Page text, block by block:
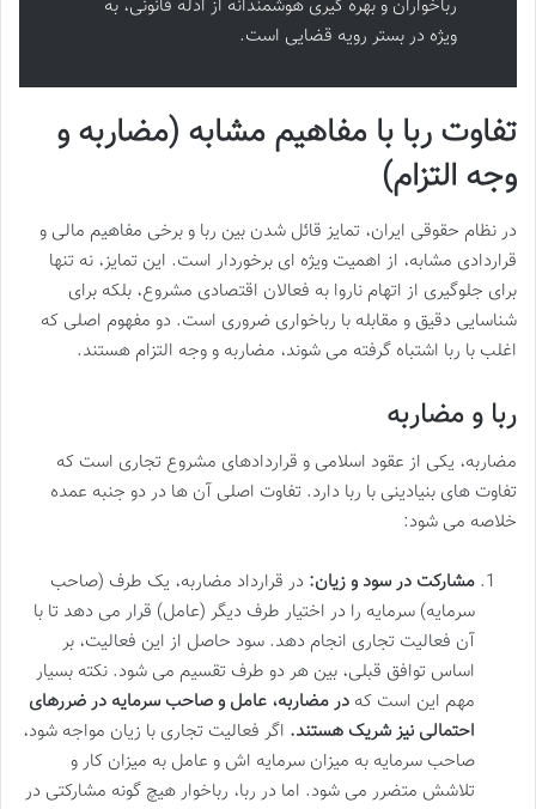
رباخواران و بهره گیری هوشمندانه از ادله قانونی، به
ویژه در بستر رویه قضایی است.
تفاوت ربا با مفاهیم مشابه (مضاربه و
وجه التزام)
در نظام حقوقی ایران، تمایز قائل شدن بین ربا و برخی مفاهیم مالی و
قراردادی مشابه، از اهمیت ویژه ای برخوردار است. این تمایز، نه تنها
برای جلوگیری از اتهام ناروا به فعالان اقتصادی مشروع، بلکه برای
شناسایی دقیق و مقابله با رباخواری ضروری است. دو مفهوم اصلی که
اغلب با ربا اشتباه گرفته می شوند، مضاربه و وجه التزام هستند.
ربا و مضاربه
مضاربه، یکی از عقود اسلامی و قراردادهای مشروع تجاری است که
تفاوت های بنیادینی با ربا دارد. تفاوت اصلی آن ها در دو جنبه عمده
خلاصه می شود:
مشارکت در سود و زیان: در قرارداد مضاربه، یک طرف (صاحب
سرمایه) سرمایه را در اختیار طرف دیگر (عامل) قرار می دهد تا با
آن فعالیت تجاری انجام دهد. سود حاصل از این فعالیت، بر
اساس توافق قبلی، بین هر دو طرف تقسیم می شود. نکته بسیار
مهم این است که در مضاربه، عامل و صاحب سرمایه در ضررهای
احتمالی نیز شریک هستند. اگر فعالیت تجاری با زیان مواجه شود،
صاحب سرمایه به میزان سرمایه اش و عامل به میزان کار و
تلاشش متضرر می شود. اما در ربا، رباخوار هیچ گونه مشارکتی در